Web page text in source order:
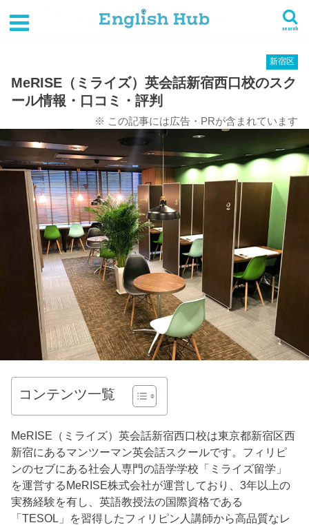
search
英会話スクール一覧 東京都
新宿区
MeRISE（ミライズ）英会話新宿西口校のスクール情報・口コミ・評判
新宿区
MeRISE（ミライズ）英会話新宿西口校のスク
ール情報・口コミ・評判
※ この記事には広告・PRが含まれています
コンテンツ一覧
MeRISE（ミライズ）英会話新宿西口校は東京都新宿区西
新宿にあるマンツーマン英会話スクールです。フィリピ
ンのセブにある社会人専門の語学学校「ミライズ留学」
を運営するMeRISE株式会社が運営しており、3年以上の
実務経験を有し、英語教授法の国際資格である
「TESOL」を習得したフィリピン人講師から高品質なレ